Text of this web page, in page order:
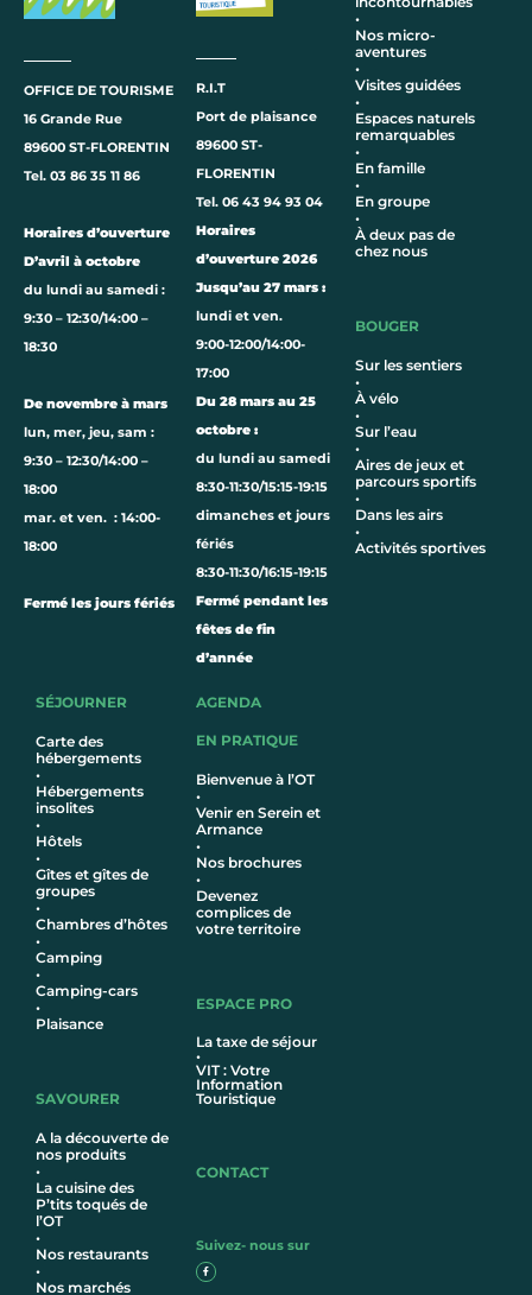
OFFICE DE TOURISME
16 Grande Rue
89600 ST-FLORENTIN
Tel. 03 86 35 11 86
Horaires d’ouverture
D’avril à octobre
du lundi au samedi :
9:30 – 12:30/14:00 –
18:30
De novembre à mars
lun, mer, jeu, sam :
9:30 – 12:30/14:00 –
18:00
mar. et ven. : 14:00-
18:00
Fermé les jours fériés
R.I.T
Port de plaisance
89600 ST-
FLORENTIN
Tel. 06 43 94 93 04
Horaires
d’ouverture 2026
Jusqu’au 27 mars :
lundi et ven.
9:00-12:00/14:00-
17:00
Du 28 mars au 25
octobre :
du lundi au samedi
8:30-11:30/15:15-19:15
dimanches et jours
fériés
8:30-11:30/16:15-19:15
Fermé pendant les
fêtes de fin
d’année
•
Nos micro-
aventures
•
Visites guidées
•
Espaces naturels
remarquables
•
En famille
•
En groupe
•
À deux pas de
chez nous
BOUGER
Sur les sentiers
•
À vélo
•
Sur l’eau
•
Aires de jeux et
parcours sportifs
•
Dans les airs
•
Activités sportives
SÉJOURNER
Carte des
hébergements
•
Hébergements
insolites
•
Hôtels
•
Gîtes et gîtes de
groupes
•
Chambres d’hôtes
•
Camping
•
Camping-cars
•
Plaisance
SAVOURER
A la découverte de
nos produits
•
La cuisine des
P’tits toqués de
l’OT
•
Nos restaurants
•
Nos marchés
AGENDA
EN PRATIQUE
Bienvenue à l’OT
•
Venir en Serein et
Armance
•
Nos brochures
•
Devenez
complices de
votre territoire
ESPACE PRO
La taxe de séjour
•
VIT : Votre
Information
Touristique
CONTACT
Suivez- nous sur